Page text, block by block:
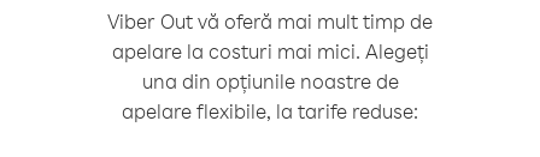
Viber Out vă oferă mai mult timp de
apelare la costuri mai mici. Alegeți
una din opțiunile noastre de
apelare flexibile, la tarife reduse: